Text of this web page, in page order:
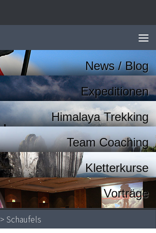
News / Blog
Expeditionen
Himalaya Trekking
Team Coaching
Kletterkurse
Vorträge
> Schaufels